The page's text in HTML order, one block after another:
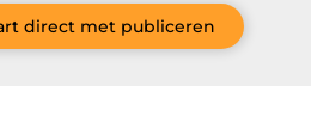
direct met publiceren